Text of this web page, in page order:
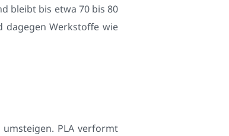
bleibt bis etwa 70 bis 80
dagegen Werkstoffe wie
PLA verformt